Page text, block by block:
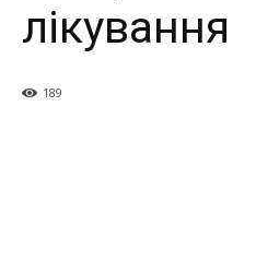
лікування
189